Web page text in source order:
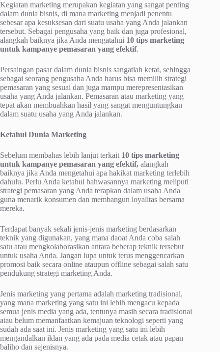
Kegiatan marketing merupakan kegiatan yang sangat penting
dalam dunia bisnis, di mana marketing menjadi penentu
sebesar apa kesuksesan dari suatu usaha yang Anda jalankan
tersebut. Sebagai pengusaha yang baik dan juga profesional,
alangkah baiknya jika Anda mengatahui 10 tips marketing
untuk kampanye pemasaran yang efektif.
Persaingan pasar dalam dunia bisnis sangatlah ketat, sehingga
sebagai seorang pengusaha Anda harus bisa memilih strategi
pemasaran yang sesuai dan juga mampu merepresentasikan
usaha yang Anda jalankan. Pemasaran atau marketing yang
tepat akan membuahkan hasil yang sangat menguntungkan
dalam suatu usaha yang Anda jalankan.
Ketahui Dunia Marketing
Sebelum membahas lebih lanjut terkait 10 tips marketing
untuk kampanye pemasaran yang efektif, alangkah
baiknya jika Anda mengetahui apa hakikat marketing terlebih
dahulu. Perlu Anda ketahui bahwasannya marketing meliputi
strategi pemasaran yang Anda terapkan dalam usaha Anda
guna menarik konsumen dan membangun loyalitas bersama
mereka.
Terdapat banyak sekali jenis-jenis marketing berdasarkan
teknik yang digunakan, yang mana daoat Anda coba salah
satu atau mengkolaborasikan antara beberap teknik tersebut
untuk usaha Anda. Jangan lupa untuk terus menggencarkan
promosi baik secara online ataupun offline sebagai salah satu
pendukung strategi marketing Anda.
Jenis marketing yang pertama adalah marketing tradisional,
yang mana marketing yang satu ini lebih mengacu kepada
semua jenis media yang ada, tentunya masih secara tradisional
atau belum memanfaatkan kemajuan teknologi seperti yang
sudah ada saat ini. Jenis marketing yang satu ini lebih
mengandalkan iklan yang ada pada media cetak atau papan
baliho dan sejenisnya.